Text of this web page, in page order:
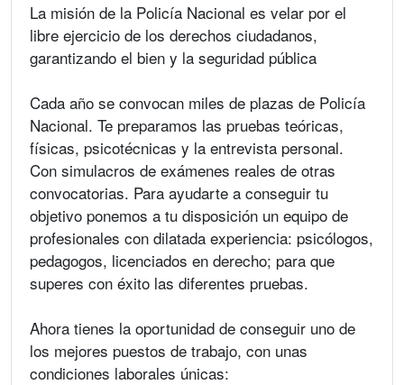
La misión de la Policía Nacional es velar por el
libre ejercicio de los derechos ciudadanos,
garantizando el bien y la seguridad pública
Cada año se convocan miles de plazas de Policía
Nacional. Te preparamos las pruebas teóricas,
físicas, psicotécnicas y la entrevista personal.
Con simulacros de exámenes reales de otras
convocatorias. Para ayudarte a conseguir tu
objetivo ponemos a tu disposición un equipo de
profesionales con dilatada experiencia: psicólogos,
pedagogos, licenciados en derecho; para que
superes con éxito las diferentes pruebas.
Ahora tienes la oportunidad de conseguir uno de
los mejores puestos de trabajo, con unas
condiciones laborales únicas: